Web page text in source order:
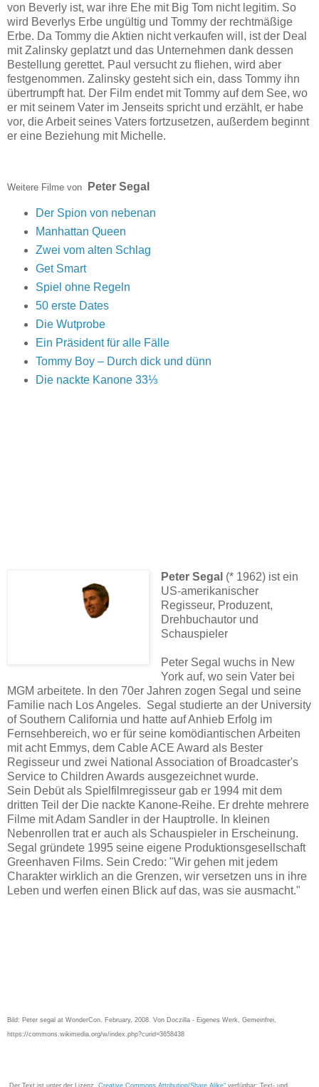
von Beverly ist, war ihre Ehe mit Big Tom nicht legitim. So
wird Beverlys Erbe ungültig und Tommy der rechtmäßige
Erbe. Da Tommy die Aktien nicht verkaufen will, ist der Deal
mit Zalinsky geplatzt und das Unternehmen dank dessen
Bestellung gerettet. Paul versucht zu fliehen, wird aber
festgenommen. Zalinsky gesteht sich ein, dass Tommy ihn
übertrumpft hat. Der Film endet mit Tommy auf dem See, wo
er mit seinem Vater im Jenseits spricht und erzählt, er habe
vor, die Arbeit seines Vaters fortzusetzen, außerdem beginnt
er eine Beziehung mit Michelle.
Weitere Filme von Peter Segal
Der Spion von nebenan
Manhattan Queen
Zwei vom alten Schlag
Get Smart
Spiel ohne Regeln
50 erste Dates
Die Wutprobe
Ein Präsident für alle Fälle
Tommy Boy – Durch dick und dünn
Die nackte Kanone 33⅓
Peter Segal (* 1962) ist ein
US-amerikanischer
Regisseur, Produzent,
Drehbuchautor und
Schauspieler
Peter Segal wuchs in New
York auf, wo sein Vater bei
MGM arbeitete. In den 70er Jahren zogen Segal und seine
Familie nach Los Angeles. Segal studierte an der University
of Southern California und hatte auf Anhieb Erfolg im
Fernsehbereich, wo er für seine komödiantischen Arbeiten
mit acht Emmys, dem Cable ACE Award als Bester
Regisseur und zwei National Association of Broadcaster's
Service to Children Awards ausgezeichnet wurde.
Sein Debüt als Spielfilmregisseur gab er 1994 mit dem
dritten Teil der Die nackte Kanone-Reihe. Er drehte mehrere
Filme mit Adam Sandler in der Hauptrolle. In kleinen
Nebenrollen trat er auch als Schauspieler in Erscheinung.
Segal gründete 1995 seine eigene Produktionsgesellschaft
Greenhaven Films. Sein Credo: "Wir gehen mit jedem
Charakter wirklich an die Grenzen, wir versetzen uns in ihre
Leben und werfen einen Blick auf das, was sie ausmacht."
Bild: Peter segal at WonderCon. February, 2008. Von Doczilla - Eigenes Werk, Gemeinfrei,
https://commons.wikimedia.org/w/index.php?curid=3658438
Der Text ist unter der Lizenz „Creative Commons Attribution/Share Alike“ verfügbar; Text- und